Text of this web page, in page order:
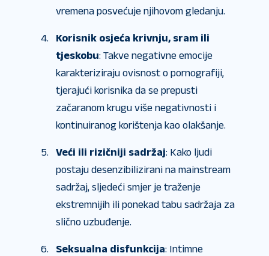
vremena posvećuje njihovom gledanju.
Korisnik osjeća krivnju, sram ili
tjeskobu: Takve negativne emocije
karakteriziraju ovisnost o pornografiji,
tjerajući korisnika da se prepusti
začaranom krugu više negativnosti i
kontinuiranog korištenja kao olakšanje.
Veći ili rizičniji sadržaj: Kako ljudi
postaju desenzibilizirani na mainstream
sadržaj, sljedeći smjer je traženje
ekstremnijih ili ponekad tabu sadržaja za
slično uzbuđenje.
Seksualna disfunkcija: Intimne